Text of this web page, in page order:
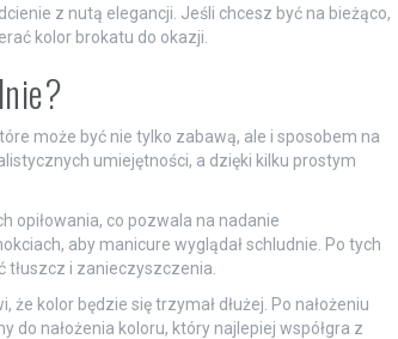
z nutą elegancji. Jeśli chcesz być na bieżąco,
kolor brokatu do okazji.
może być nie tylko zabawą, ale i sposobem na
umiejętności, a dzięki kilku prostym
opiłowania, co pozwala na nadanie
aby manicure wyglądał schludnie. Po tych
i zanieczyszczenia.
kolor będzie się trzymał dłużej. Po nałożeniu
nałożenia koloru, który najlepiej współgra z